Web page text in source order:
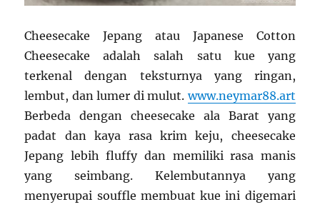
Cheesecake Jepang atau Japanese Cotton
Cheesecake adalah salah satu kue yang
terkenal dengan teksturnya yang ringan,
lembut, dan lumer di mulut.www.neymar88.art
Berbeda dengan cheesecake ala Barat yang
padat dan kaya rasa krim keju, cheesecake
Jepang lebih fluffy dan memiliki rasa manis
yang seimbang. Kelembutannya yang
menyerupai souffle membuat kue ini digemari